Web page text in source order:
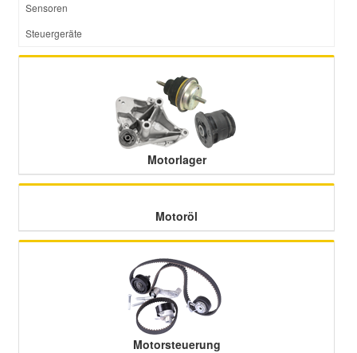
Sensoren
Steuergeräte
Motorlager
Motoröl
Motorsteuerung